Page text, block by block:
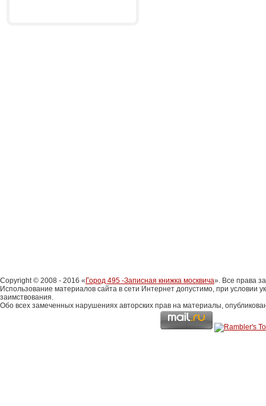
Copyright © 2008 - 2016 « Город 495 -Записная книжка москвича». Все права
Использование материалов сайта в сети Интернет допустимо, при условии
заимствования.
Обо всех замеченных нарушениях авторских прав на материалы,